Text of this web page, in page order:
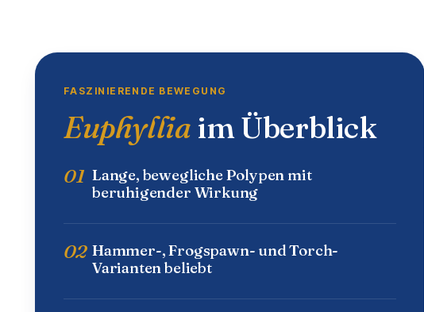
FASZINIERENDE BEWEGUNG
Euphylliaim Überblick
01 Lange, bewegliche Polypen mit
beruhigender Wirkung
02 Hammer-, Frogspawn- und Torch-
Varianten beliebt